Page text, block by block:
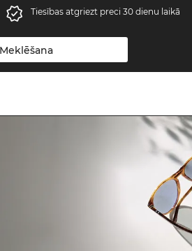
Tiesības atgriezt preci 30 dienu laikā